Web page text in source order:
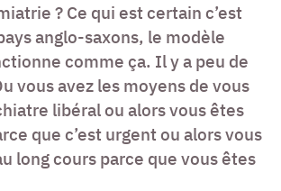
? Ce qui est certain c’est
anglo-saxons, le modèle
comme ça. Il y a peu de
vous avez les moyens de vous
libéral ou alors vous êtes
que c’est urgent ou alors vous
long cours parce que vous êtes